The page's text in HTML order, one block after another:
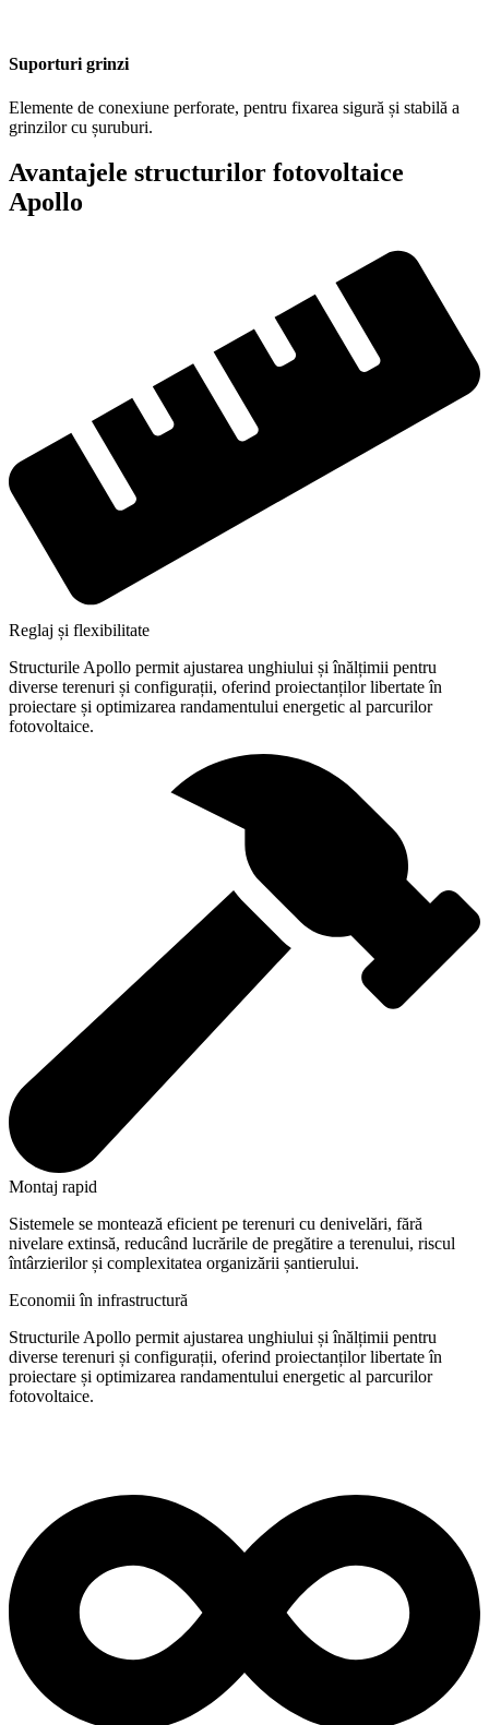
Suporturi grinzi
Elemente de conexiune perforate, pentru fixarea sigură și stabilă a
grinzilor cu șuruburi.
Avantajele structurilor fotovoltaice
Apollo
Reglaj și flexibilitate
Structurile Apollo permit ajustarea unghiului și înălțimii pentru
diverse terenuri și configurații, oferind proiectanților libertate în
proiectare și optimizarea randamentului energetic al parcurilor
fotovoltaice.
Montaj rapid
Sistemele se montează eficient pe terenuri cu denivelări, fără
nivelare extinsă, reducând lucrările de pregătire a terenului, riscul
întârzierilor și complexitatea organizării șantierului.
Economii în infrastructură
Structurile Apollo permit ajustarea unghiului și înălțimii pentru
diverse terenuri și configurații, oferind proiectanților libertate în
proiectare și optimizarea randamentului energetic al parcurilor
fotovoltaice.